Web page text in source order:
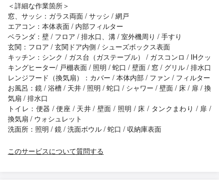
＜詳細な作業箇所＞
窓、サッシ：ガラス両面 / サッシ / 網戸
エアコン：本体表面 / 内部フィルター
ベランダ：壁 / フロア / 排水口、溝 / 室外機周り / 手すり
玄関：フロア / 玄関ドア内側 / シューズボックス表面
キッチン：シンク / ガス台（ガステーブル） / ガスコンロ / IHクッ
キングヒーター/ 戸棚表面 / 照明 / 蛇口 / 壁面 / 窓 / グリル / 排水口
レンジフード（換気扇）：カバー / 本体内部 / ファン / フィルター
お風呂：鏡 / 浴槽 / 天井 / 照明 / 蛇口 / シャワー / 壁面 / 床 / 扉 / 換
気扇 / 排水口
トイレ：便器 / 便座 / 天井 / 壁面 / 照明 / 床 / タンクまわり / 扉 /
換気扇 / ウォシュレット
洗面所：照明 / 鏡 / 洗面ボウル / 蛇口 / 収納庫表面
このサービスについて質問する